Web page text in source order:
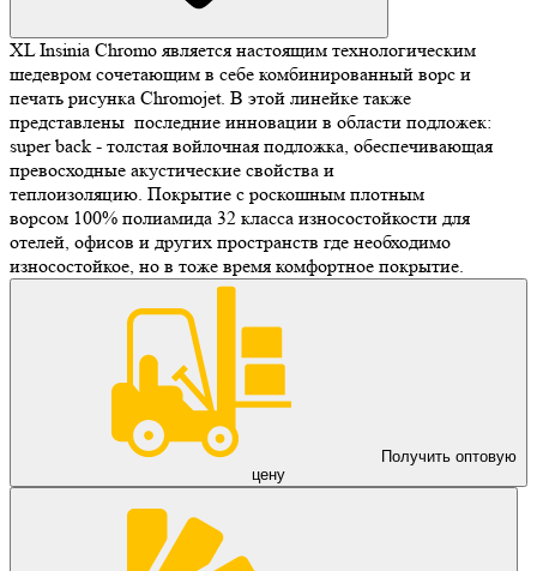
XL Insinia Chromo является настоящим технологическим
шедевром сочетающим в себе комбинированный ворс и
печать рисунка Chromojet. В этой линейке также
представлены последние инновации в области подложек:
super back - толстая войлочная подложка, обеспечивающая
превосходные акустические свойства и
теплоизоляцию. Покрытие с роскошным плотным
ворсом 100% полиамида 32 класса износостойкости для
отелей, офисов и других пространств где необходимо
износостойкое, но в тоже время комфортное покрытие.
Получить оптовую
цену